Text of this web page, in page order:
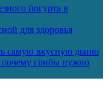
йогурта в
для здоровья
самую вкусную дыню
грибы нужно